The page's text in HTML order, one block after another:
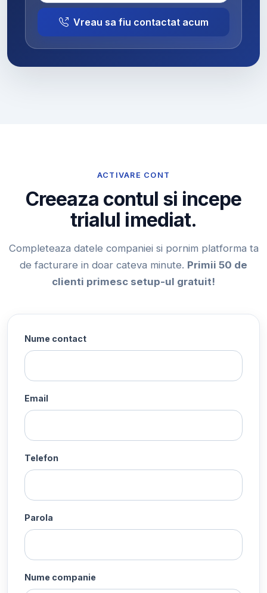
Vreau sa fiu contactat acum
ACTIVARE CONT
Creeaza contul si incepe
trialul imediat.
Completeaza datele companiei si pornim platforma ta
de facturare in doar cateva minute. Primii 50 de
clienti primesc setup-ul gratuit!
Nume contact
Email
Telefon
Parola
Nume companie